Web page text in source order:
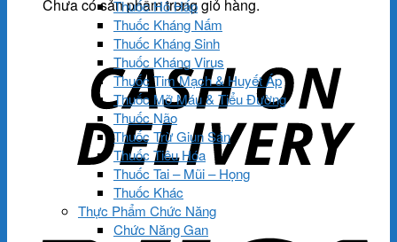
Chưa có sản phẩm trong giỏ hàng.
Thuốc Hô Hấp
Thuốc Kháng Nấm
Thuốc Kháng Sinh
Thuốc Kháng Virus
Thuốc Tim Mạch & Huyết Áp
Thuốc Mỡ Máu & Tiểu Đường
Thuốc Não
Thuốc Trừ Giun Sán
Thuốc Tiêu Hóa
Thuốc Tai – Mũi – Họng
Thuốc Khác
Thực Phẩm Chức Năng
Chức Năng Gan